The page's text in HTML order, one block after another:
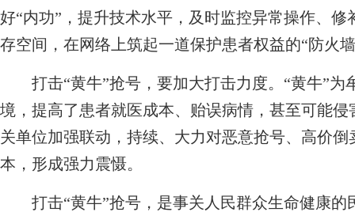
好“内功”，提升技术水平，及时监控异常操作、
存空间，在网络上筑起一道保护患者权益的“防火
打击“黄牛”抢号，要加大打击力度。“黄牛”为
境，提高了患者就医成本、贻误病情，甚至可能
关单位加强联动，持续、大力对恶意抢号、高价
本，形成强力震慑。
打击“黄牛”抢号，是事关人民群众生命健康的